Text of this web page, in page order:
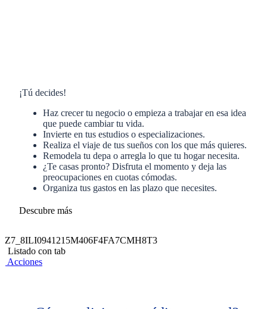
¡Tú decides!
Haz crecer tu negocio o empieza a trabajar en esa idea
que puede cambiar tu vida.​
Invierte en tus estudios o especializaciones.​
Realiza el viaje de tus sueños con los que más quieres.​
Remodela tu depa o arregla lo que tu hogar necesita.​
¿Te casas pronto? Disfruta el momento y deja las
preocupaciones en cuotas cómodas.​
Organiza tus gastos en las plazo que necesites.
Descubre más
Z7_8ILI0941215M406F4FA7CMH8T3
Listado con tab
Acciones